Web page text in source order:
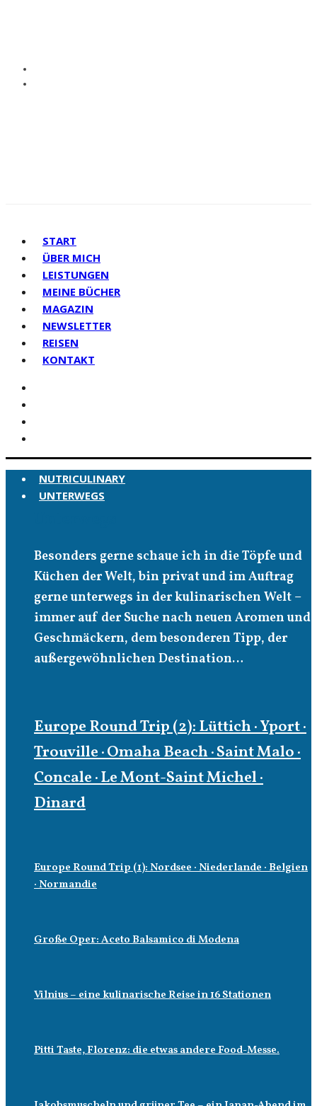
START
ÜBER MICH
LEISTUNGEN
MEINE BÜCHER
MAGAZIN
NEWSLETTER
REISEN
KONTAKT
NUTRICULINARY
UNTERWEGS
Besonders gerne schaue ich in die Töpfe und
Küchen der Welt, bin privat und im Auftrag
gerne unterwegs in der kulinarischen Welt –
immer auf der Suche nach neuen Aromen und
Geschmäckern, dem besonderen Tipp, der
außergewöhnlichen Destination…
Europe Round Trip (2): Lüttich · Yport ·
Trouville · Omaha Beach · Saint Malo ·
Concale · Le Mont-Saint Michel ·
Dinard
Europe Round Trip (1): Nordsee · Niederlande · Belgien
· Normandie
Große Oper: Aceto Balsamico di Modena
Vilnius – eine kulinarische Reise in 16 Stationen
Pitti Taste, Florenz: die etwas andere Food-Messe.